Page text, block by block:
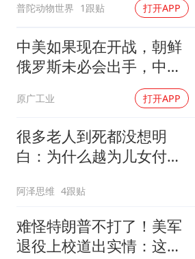
普陀动物世界 1跟贴 打开APP
中美如果现在开战，朝鲜
俄罗斯未必会出手，中国
原广工业 打开APP
很多老人到死都没想明
白：为什么越为儿女付
阿泽思维 4跟贴
难怪特朗普不打了！美军
退役上校道出实情：这场